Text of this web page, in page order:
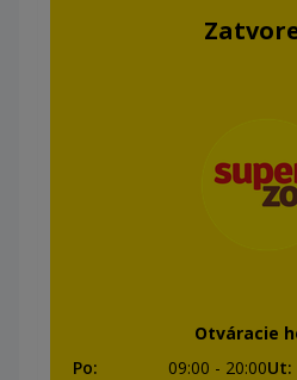
Otváracie
Po: 09:00 - 20:00Ut: